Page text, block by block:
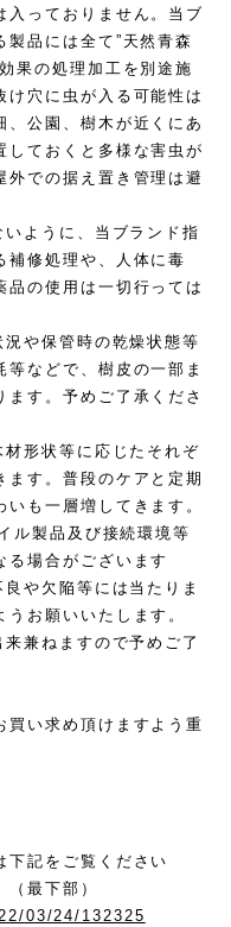
入っておりません。当ブ
品には全て”天然青森
果の処理加工を別途施
け穴に虫が入る可能性は
、公園、樹木が近くにあ
しておくと多様な害虫が
外での据え置き管理は避
ように、当ブランド指
補修処理や、人体に毒
品の使用は一切行っては
や保管時の乾燥状態等
などで、樹皮の一部ま
す。予めご了承くださ
形状等に応じたそれぞ
ます。普段のケアと定期
も一層増してきます。
ル製品及び接続環境等
る場合がございます
や欠陥等には当たりま
お願いいたします。
兼ねますので予めご了
買い求め頂けますよう重
下記をご覧ください
（最下部）
03/24/132325